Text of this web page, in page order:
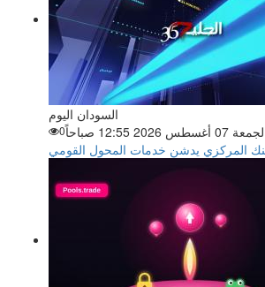
السودان اليوم
07 أغسطس 2026 12:55 صباحاً
0
المركزي يدشن خدمات المحول القومي